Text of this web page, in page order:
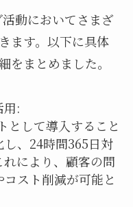
動においてさまざ
ます。以下に具体
をまとめました。
用:
として導入すること
、24時間365日対
により、顧客の問
スト削減が可能と